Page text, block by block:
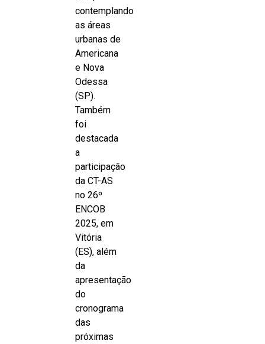
contemplando
as áreas
urbanas de
Americana
e Nova
Odessa
(SP).
Também
foi
destacada
a
participação
da CT-AS
no 26º
ENCOB
2025, em
Vitória
(ES), além
da
apresentação
do
cronograma
das
próximas